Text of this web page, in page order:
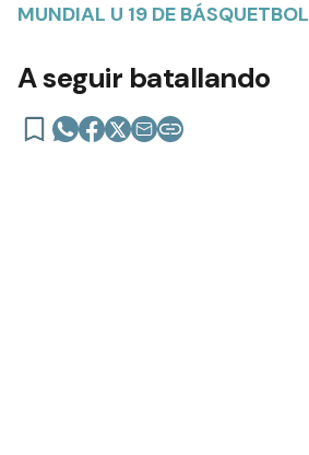
MUNDIAL U 19 DE BÁSQUETBOL
A seguir batallando